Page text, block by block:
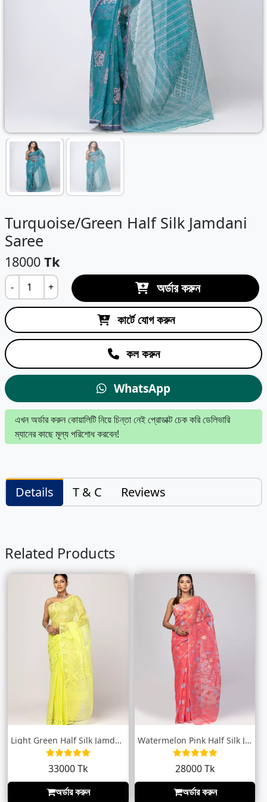
Turquoise/Green Half Silk Jamdani
Saree
18000 Tk
- + অর্ডার করুন
কার্টে যোগ করুন
কল করুন
WhatsApp
এখন অর্ডার করুন কোয়ালিটি নিয়ে চিন্তা নেই প্রোডাক্ট চেক করি ডেলিভারি
ম্যানের কাছে মূল্য পরিশোধ করবেন!
Details T & C Reviews
Related Products
Light Green Half Silk Jamdani Saree
33000 Tk
অর্ডার করুন
Watermelon Pink Half Silk Jamdani Saree
28000 Tk
অর্ডার করুন